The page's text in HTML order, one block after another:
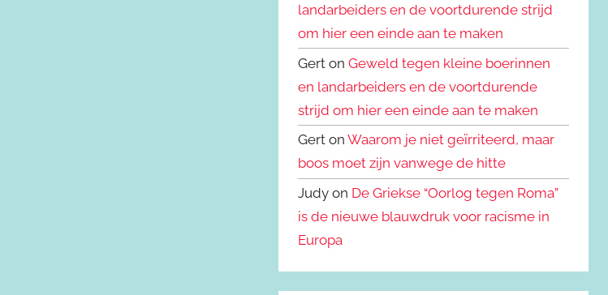
landarbeiders en de voortdurende strijd
om hier een einde aan te maken
Gert onGeweld tegen kleine boerinnen
en landarbeiders en de voortdurende
strijd om hier een einde aan te maken
Gert onWaarom je niet geïrriteerd, maar
boos moet zijn vanwege de hitte
Judy on De Griekse “Oorlog tegen Roma”
is de nieuwe blauwdruk voor racisme in
Europa